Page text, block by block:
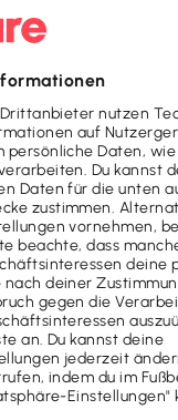
gib deinem
- mit unseren
& Finanzen.